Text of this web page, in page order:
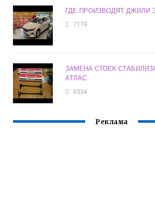
ГДЕ ПРОИЗВОДЯТ ДЖИЛИ
7179
ЗАМЕНА СТОЕК
АТЛАС
6334
Реклама